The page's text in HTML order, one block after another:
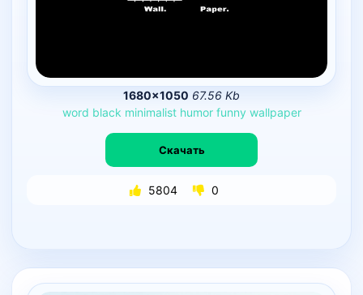
1680×1050 67.56 Kb
word black minimalist humor funny wallpaper
Скачать
5804 0